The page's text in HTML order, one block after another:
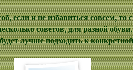
если и не избавиться совсем,
советов, для разной
лучше подходить к